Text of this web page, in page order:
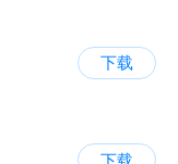
下载
下载